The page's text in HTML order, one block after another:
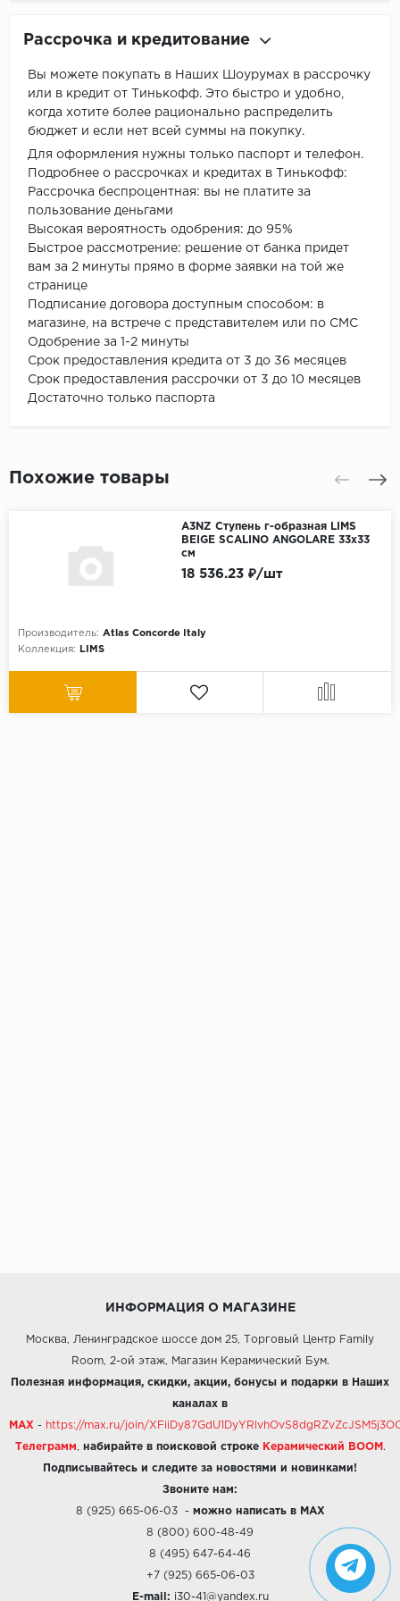
Рассрочка и кредитование
Вы можете покупать в Наших Шоурумах в рассрочку
или в кредит от Тинькофф. Это быстро и удобно,
когда хотите более рационально распределить
бюджет и если нет всей суммы на покупку.
Для оформления нужны только паспорт и телефон.
Подробнее о рассрочках и кредитах в Тинькофф:
Рассрочка беспроцентная: вы не платите за
пользование деньгами
Высокая вероятность одобрения: до 95%
Быстрое рассмотрение: решение от банка придет
вам за 2 минуты прямо в форме заявки на той же
странице
Подписание договора доступным способом: в
магазине, на встрече с представителем или по СМС
Одобрение за 1-2 минуты
Срок предоставления кредита от 3 до 36 месяцев
Срок предоставления рассрочки от 3 до 10 месяцев
Достаточно только паспорта
Похожие товары
A3NZ Ступень г-образная LIMS
BEIGE SCALINO ANGOLARE 33x33
см
Производитель: Atlas Concorde Italy
Коллекция:
LIMS
18 536.23 ₽/шт
ИНФОРМАЦИЯ О МАГАЗИНЕ
Москва, Ленинградское шоссе дом 25, Торговый Центр Family
Room, 2-ой этаж, Магазин Керамический Бум.
Полезная информация, скидки, акции, бонусы и подарки в Наших
каналах в
MAX - https://max.ru/join/
Телеграмм набирайте в поисковой строке Керамический BOOM .
Подписывайтесь и следите за новостями и новинками!
Звоните нам:
8 (925) 665-06-03- можно написать в MAX
8 (800) 600-48-49
8 (495) 647-64-46
+7 (925) 665-06-03
E-mail: i30-41@yandex.ru